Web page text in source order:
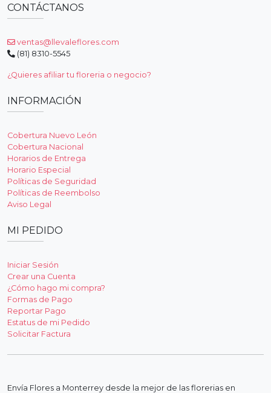
CONTÁCTANOS
ventas@llevaleflores.com
(81) 8310-5545
¿Quieres afiliar tu floreria o negocio?
INFORMACIÓN
Cobertura Nuevo León
Cobertura Nacional
Horarios de Entrega
Horario Especial
Políticas de Seguridad
Políticas de Reembolso
Aviso Legal
MI PEDIDO
Iniciar Sesión
Crear una Cuenta
¿Cómo hago mi compra?
Formas de Pago
Reportar Pago
Estatus de mi Pedido
Solicitar Factura
Envía Flores a Monterrey desde la mejor de las florerias en